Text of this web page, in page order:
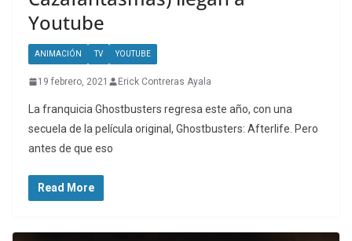
Youtube
ANIMACIÓN TV YOUTUBE
19 febrero, 2021 Erick Contreras Ayala
La franquicia Ghostbusters regresa este año, con una
secuela de la película original, Ghostbusters: Afterlife. Pero
antes de que eso
Read More